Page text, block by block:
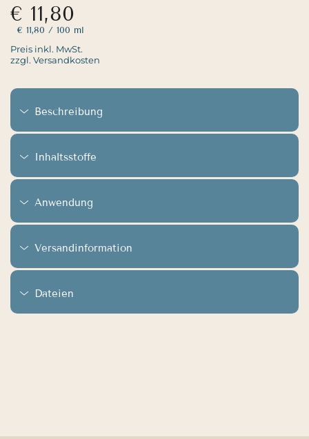
€ 11,80
€ 11,80 / 100 ml
Preis inkl. MwSt.
zzgl. Versandkosten
Beschreibung
Inhaltsstoffe
Anwendung
Versandinformation
Dateien